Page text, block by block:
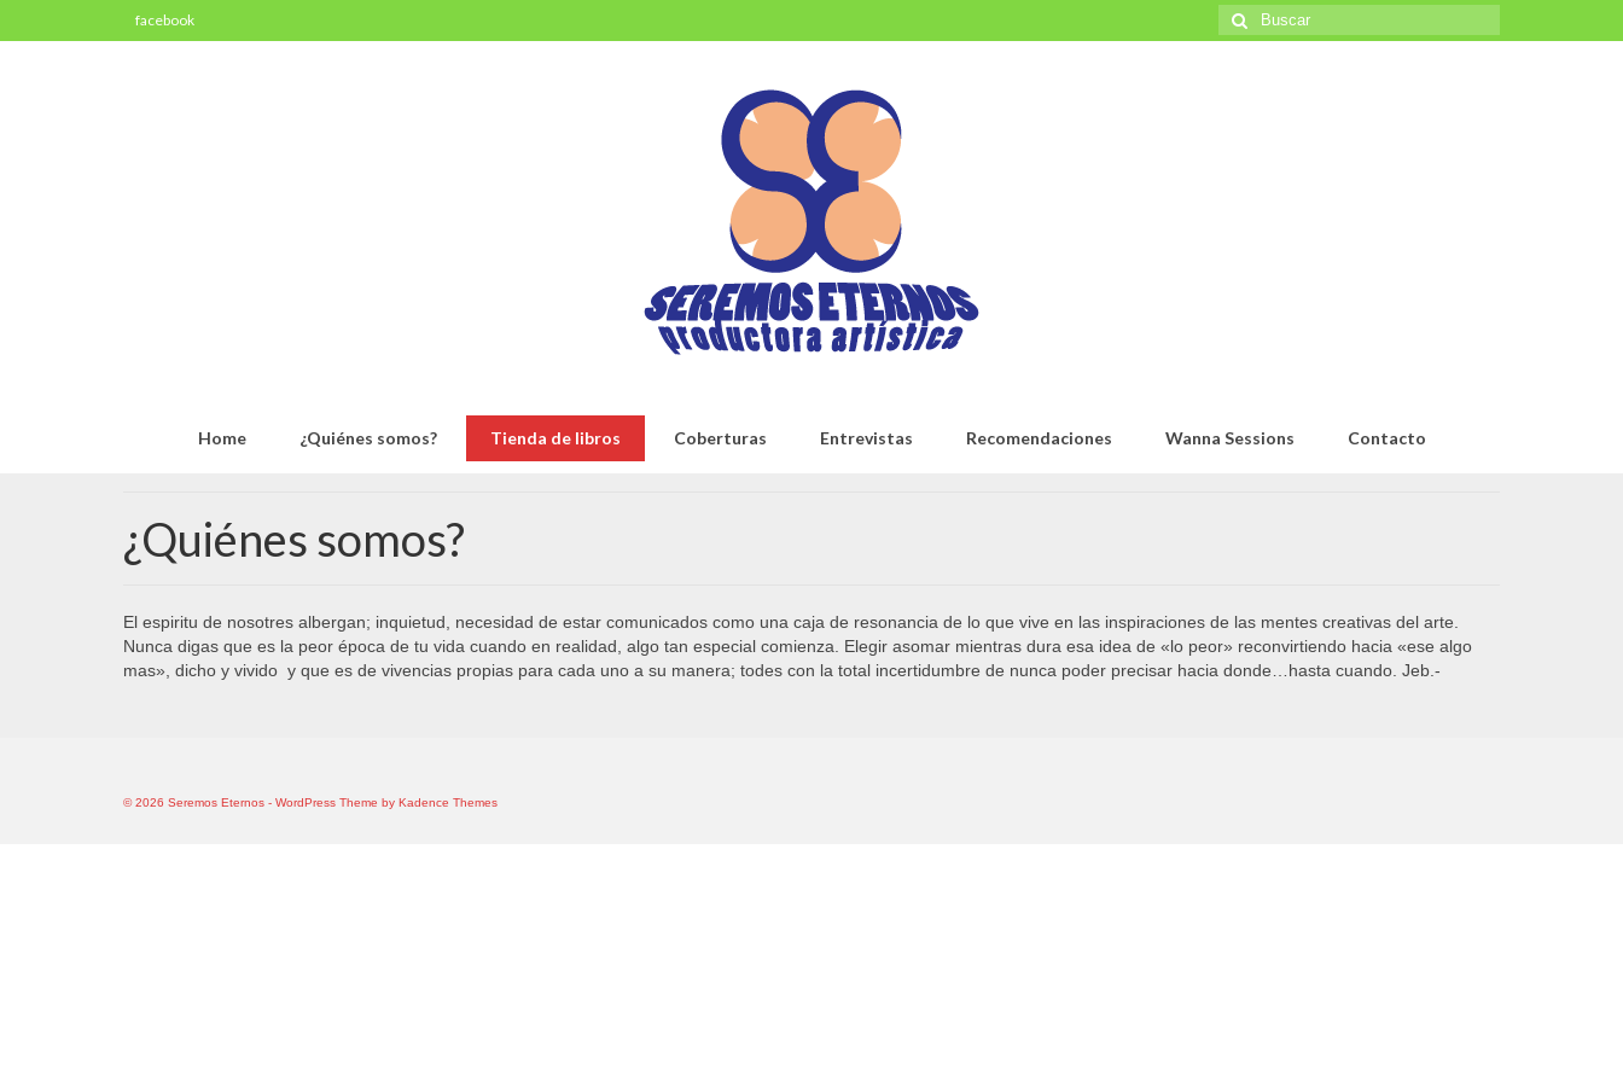
facebook
Buscar
por:
Home ¿Quiénes somos? Tienda de libros Coberturas Entrevistas Recomendaciones Wanna Sessions Contacto
¿Quiénes somos?
El espiritu de nosotres albergan; inquietud, necesidad de estar comunicados como una caja de resonancia de lo que vive en las inspiraciones de las mentes creativas del arte.
Nunca digas que es la peor época de tu vida cuando en realidad, algo tan especial comienza. Elegir asomar mientras dura esa idea de «lo peor» reconvirtiendo hacia «ese algo
mas», dicho y vivido y que es de vivencias propias para cada uno a su manera; todes con la total incertidumbre de nunca poder precisar hacia donde…hasta cuando. Jeb.-
© 2026 Seremos Eternos - WordPress Theme by Kadence Themes